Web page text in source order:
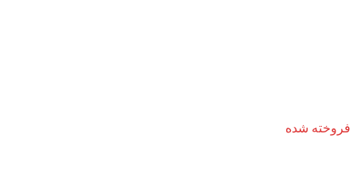
فروخته شده